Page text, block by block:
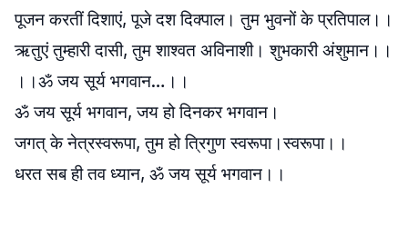
पूजन करतीं दिशाएं, पूजे दश दिक्पाल। तुम भुवनों के प्रतिपाल।।
ऋतुएं तुम्हारी दासी, तुम शाश्वत अविनाशी। शुभकारी अंशुमान।।
।।ॐ जय सूर्य भगवान…।।
ॐ जय सूर्य भगवान, जय हो दिनकर भगवान।
जगत् के नेत्रस्वरूपा, तुम हो त्रिगुण स्वरूपा।स्वरूपा।।
धरत सब ही तव ध्यान, ॐ जय सूर्य भगवान।।